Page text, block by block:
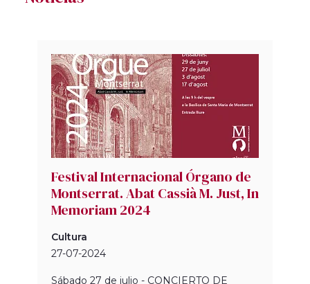
Festival Internacional Órgano de
Montserrat. Abat Cassià M. Just, In
Memoriam 2024
Cultura
27-07-2024
Sábado 27 de julio - CONCIERTO DE